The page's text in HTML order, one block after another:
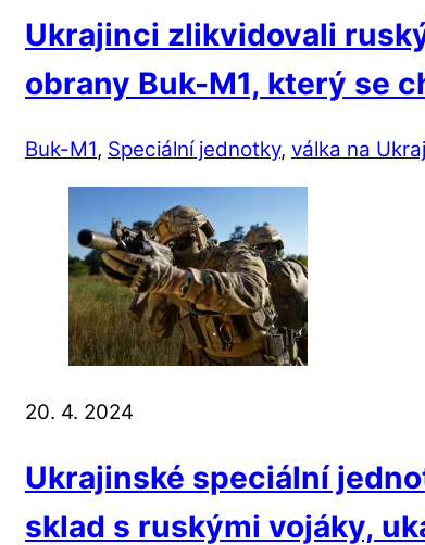
Ukrajinci zlikvidovali
obrany Buk-M1, který se
Buk-M1, Speciální jednotky, válka na
20. 4. 2024
Ukrajinské speciální
sklad s ruskými vojáky,